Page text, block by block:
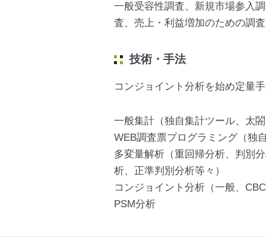
一般受容性調査、新規市場参入
査、売上・利益増加のための調査
技術・手法
コンジョイント分析を始め定量
一般集計（独自集計ツール、太閤
WEB調査票プログラミング（独
多変量解析（重回帰分析、判別
析、正準判別分析等々）
コンジョイント分析（一般、
PSM分析